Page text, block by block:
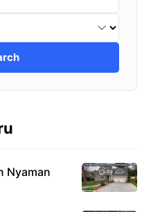
Nyaman